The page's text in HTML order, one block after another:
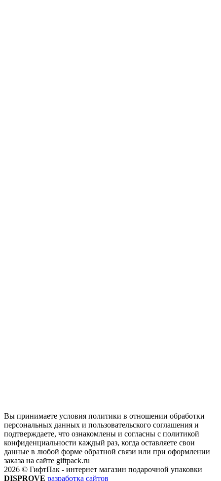
Вы принимаете условия политики в отношении обработки
персональных данных и пользовательского соглашения и
подтверждаете, что ознакомлены и согласны с политикой
конфиденциальности каждый раз, когда оставляете свои
данные в любой форме обратной связи или при оформлении
заказа на сайте giftpack.ru
2026 © ГифтПак - интернет магазин подарочной упаковки
DISPROVE разработка сайтов